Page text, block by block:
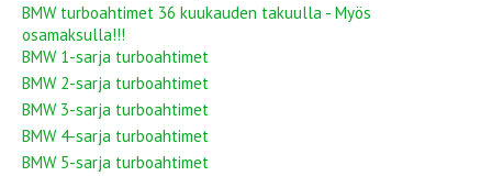
BMW turboahtimet 36 kuukauden takuulla - Myös
osamaksulla!!!
BMW 1-sarja turboahtimet
BMW 2-sarja turboahtimet
BMW 3-sarja turboahtimet
BMW 4-sarja turboahtimet
BMW 5-sarja turboahtimet